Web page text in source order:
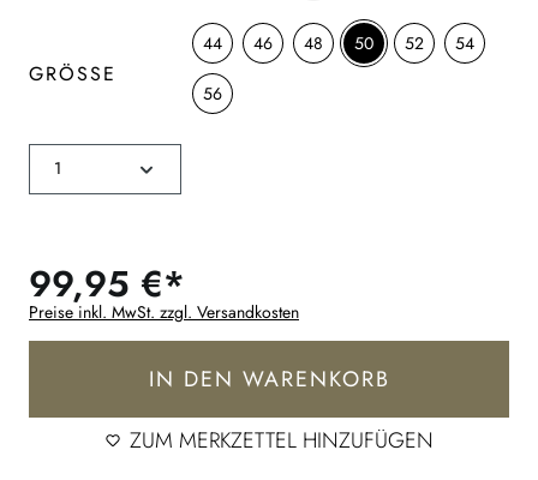
GRÖSSE
44 46 48 50 52 54
56
99,95 €*
Preise inkl. MwSt. zzgl. Versandkosten
IN DEN WARENKORB
ZUM MERKZETTEL HINZUFÜGEN